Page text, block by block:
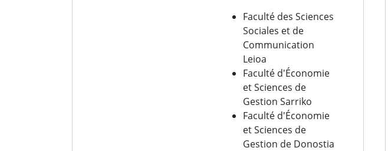
Faculté des Sciences
Sociales et de
Communication
Leioa
Faculté d'Économie
et Sciences de
Gestion Sarriko
Faculté d'Économie
et Sciences de
Gestion de Donostia